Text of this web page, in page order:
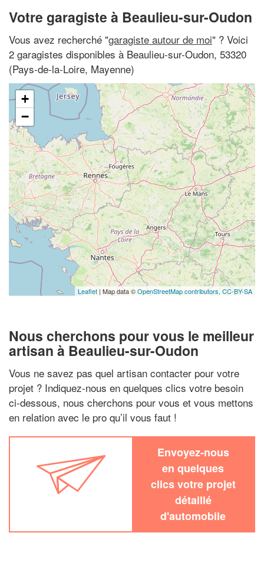
Votre garagiste à Beaulieu-sur-Oudon
Vous avez recherché "garagiste autour de moi" ? Voici
2 garagistes disponibles à Beaulieu-sur-Oudon, 53320
(Pays-de-la-Loire, Mayenne)
+
−
Leaflet| Map data ©OpenStreetMap contributors, CC-BY-SA
Nous cherchons pour vous le meilleur
artisan à Beaulieu-sur-Oudon
Vous ne savez pas quel artisan contacter pour votre
projet ? Indiquez-nous en quelques clics votre besoin
ci-dessous, nous cherchons pour vous et vous mettons
en relation avec le pro qu’il vous faut !
Envoyez-nous
en quelques
clics votre projet
détaillé
d'automobile